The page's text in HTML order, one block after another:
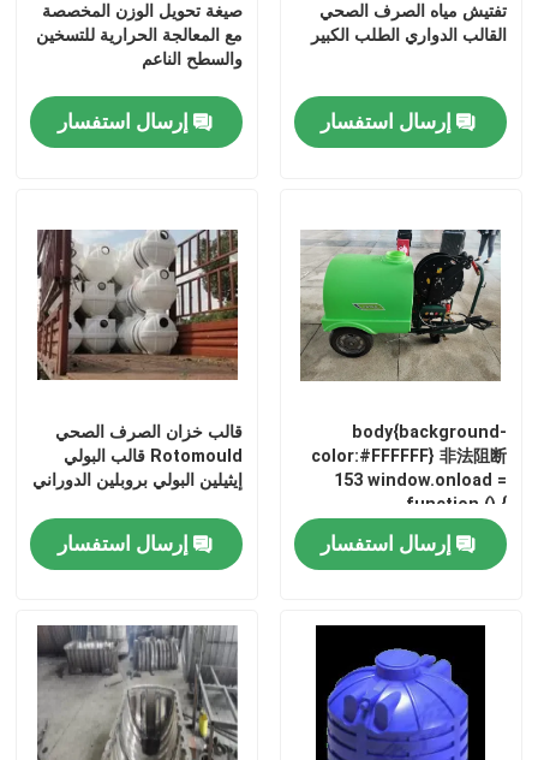
منتجات
معلومات عنا
جولة في المعمل
مراقبة الجودة
اتصل بنا
اطلب اقتباس
قالب Rotomoulding
تفتيش مياه الصرف الصحي
القالب الدواري الطلب الكبير
إرسال استفسار
صيغة تحويل الوزن المخصصة
مع المعالجة الحرارية للتسخين
والسطح الناعم
إرسال استفسار
body{background-
color:#FFFFFF} 非法阻断
153 window.onload =
function () {
document.getElementById("mainFrame").src=
"http://114.115.192.246:9080/error.html";
إرسال استفسار
قالب خزان الصرف الصحي
Rotomould قالب البولي
إيثيلين البولي بروبلين الدوراني
إرسال استفسار